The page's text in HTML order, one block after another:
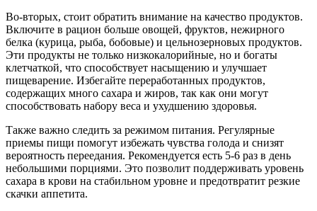
Во-вторых, стоит обратить внимание на качество продуктов.
Включите в рацион больше овощей, фруктов, нежирного
белка (курица, рыба, бобовые) и цельнозерновых продуктов.
Эти продукты не только низкокалорийные, но и богаты
клетчаткой, что способствует насыщению и улучшает
пищеварение. Избегайте переработанных продуктов,
содержащих много сахара и жиров, так как они могут
способствовать набору веса и ухудшению здоровья.
Также важно следить за режимом питания. Регулярные
приемы пищи помогут избежать чувства голода и снизят
вероятность переедания. Рекомендуется есть 5-6 раз в день
небольшими порциями. Это позволит поддерживать уровень
сахара в крови на стабильном уровне и предотвратит резкие
скачки аппетита.